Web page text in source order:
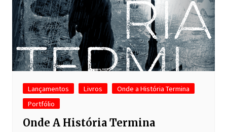
Lançamentos Livros
Onde a História Termina
Portfólio
Onde A História Termina